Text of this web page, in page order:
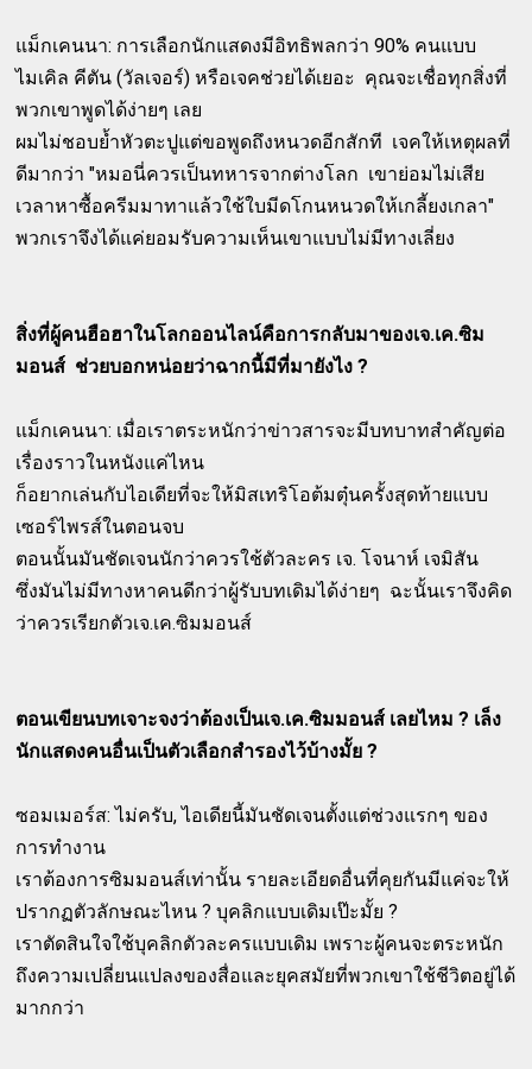
แม็กเคนนา: การเลือกนักแสดงมีอิทธิพลกว่า 90% คนแบบ
ไมเคิล คีตัน (วัลเจอร์) หรือเจคช่วยได้เยอะ คุณจะเชื่อทุกสิ่งที่
พวกเขาพูดได้ง่ายๆ เลย
ผมไม่ชอบย้ำหัวตะปูแต่ขอพูดถึงหนวดอีกสักที เจคให้เหตุผลที่
ดีมากว่า "หมอนี่ควรเป็นทหารจากต่างโลก เขาย่อมไม่เสีย
เวลาหาซื้อครีมมาทาแล้วใช้ใบมีดโกนหนวดให้เกลี้ยงเกลา"
พวกเราจึงได้แค่ยอมรับความเห็นเขาแบบไม่มีทางเลี่ยง
สิ่งที่ผู้คนฮือฮาในโลกออนไลน์คือการกลับมาของเจ.เค.ซิม
มอนส์ ช่วยบอกหน่อยว่าฉากนี้มีที่มายังไง ?
แม็กเคนนา: เมื่อเราตระหนักว่าข่าวสารจะมีบทบาทสำคัญต่อ
เรื่องราวในหนังแค่ไหน
ก็อยากเล่นกับไอเดียที่จะให้มิสเทริโอต้มตุ๋นครั้งสุดท้ายแบบ
เซอร์ไพรส์ในตอนจบ
ตอนนั้นมันชัดเจนนักว่าควรใช้ตัวละคร เจ. โจนาห์ เจมิสัน
ซึ่งมันไม่มีทางหาคนดีกว่าผู้รับบทเดิมได้ง่ายๆ ฉะนั้นเราจึงคิด
ว่าควรเรียกตัวเจ.เค.ซิมมอนส์
ตอนเขียนบทเจาะจงว่าต้องเป็นเจ.เค.ซิมมอนส์ เลยไหม ? เล็ง
นักแสดงคนอื่นเป็นตัวเลือกสำรองไว้บ้างมั้ย ?
ซอมเมอร์ส: ไม่ครับ, ไอเดียนี้มันชัดเจนตั้งแต่ช่วงแรกๆ ของ
การทำงาน
เราต้องการซิมมอนส์เท่านั้น รายละเอียดอื่นที่คุยกันมีแค่จะให้
ปรากฏตัวลักษณะไหน ? บุคลิกแบบเดิมเป๊ะมั้ย ?
เราตัดสินใจใช้บุคลิกตัวละครแบบเดิม เพราะผู้คนจะตระหนัก
ถึงความเปลี่ยนแปลงของสื่อและยุคสมัยที่พวกเขาใช้ชีวิตอยู่ได้
มากกว่า